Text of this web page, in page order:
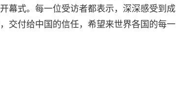
幕式。每一位受访者都表示，深深感受到成
交付给中国的信任，希望来世界各国的每一